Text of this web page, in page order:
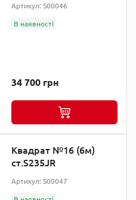
Артикул: S00046
В наявності
34 700 грн
Квадрат №16 (6м)
ст.S235JR
Артикул: S00047